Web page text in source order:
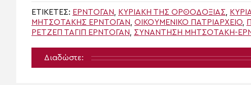
ΕΤΙΚΈΤΕΣ: ΕΡΝΤΟΓΑΝ, ΚΥΡΙΑΚΉ ΤΗΣ ΟΡΘΟΔΟΞΊΑΣ,
ΜΗΤΣΟΤΆΚΗΣ ΕΡΝΤΟΓΆΝ, ΟΙΚΟΥΜΕΝΙΚΟ ΠΑΤΡΙΑΡΧΕΙΟ,
ΡΕΤΖΈΠ ΤΑΓΊΠ ΕΡΝΤΟΓΆΝ, ΣΥΝΆΝΤΗΣΗ ΜΗΤΣΟΤΆΚΗ-
Διαδώστε: